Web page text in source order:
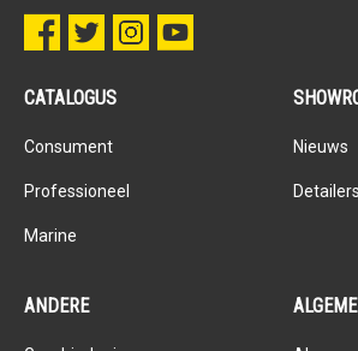
CATALOGUS
Consument
Professioneel
Marine
Nieuws
Detailers
ANDERE